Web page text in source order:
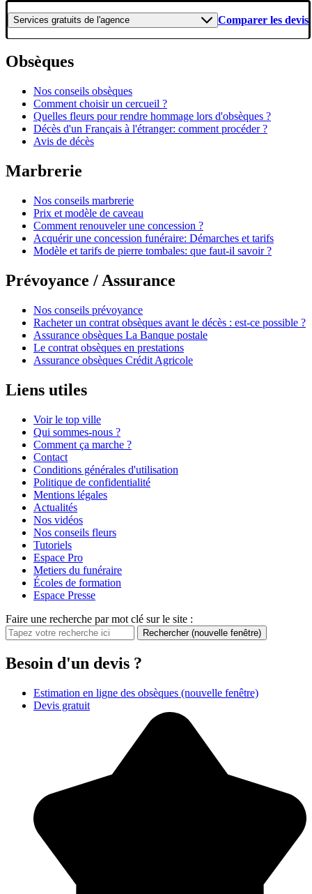
Services gratuits de l'agence Comparer les devis
Obsèques
Nos conseils obsèques
Comment choisir un cercueil ?
Quelles fleurs pour rendre hommage lors d'obsèques ?
Décès d'un Français à l'étranger: comment procéder ?
Avis de décès
Marbrerie
Nos conseils marbrerie
Prix et modèle de caveau
Comment renouveler une concession ?
Acquérir une concession funéraire: Démarches et tarifs
Modèle et tarifs de pierre tombales: que faut-il savoir ?
Prévoyance / Assurance
Nos conseils prévoyance
Racheter un contrat obsèques avant le décès : est-ce possible ?
Assurance obsèques La Banque postale
Le contrat obsèques en prestations
Assurance obsèques Crédit Agricole
Liens utiles
Voir le top ville
Qui sommes-nous ?
Comment ça marche ?
Contact
Conditions générales d'utilisation
Politique de confidentialité
Mentions légales
Actualités
Nos vidéos
Nos conseils fleurs
Tutoriels
Espace Pro
Metiers du funéraire
Écoles de formation
Espace Presse
Faire une recherche par mot clé sur le site :
Rechercher (nouvelle fenêtre)
Besoin d'un devis ?
Estimation en ligne des obsèques (nouvelle fenêtre)
Devis gratuit